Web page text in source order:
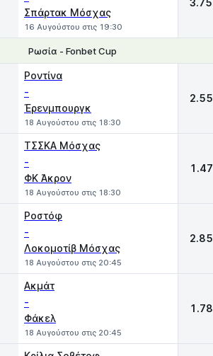
Σπάρτακ Μόσχας
16 Αυγούστου στις 19:30
3.75
Ρωσία - Fonbet Cup
Ροντίνα
-
Έρενμπουργκ
18 Αυγούστου στις 18:30
2.55
ΤΣΣΚΑ Μόσχας
-
ΦΚ Άκρον
18 Αυγούστου στις 18:30
1.47
Ροστόφ
-
Λοκομοτίβ Μόσχας
18 Αυγούστου στις 20:45
2.85
Ακμάτ
-
Φάκελ
18 Αυγούστου στις 20:45
1.78